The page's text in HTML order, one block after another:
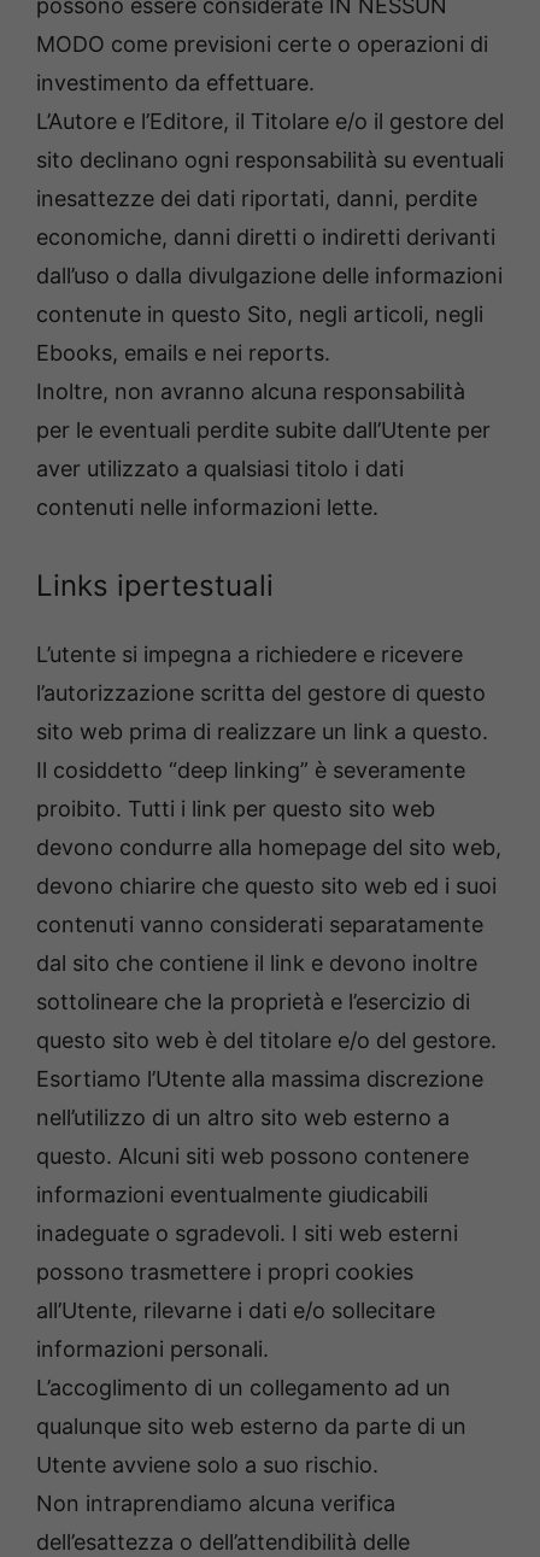
possono essere considerate IN NESSUN
MODO come previsioni certe o operazioni di
investimento da effettuare.
L’Autore e l’Editore, il Titolare e/o il gestore del
sito declinano ogni responsabilità su eventuali
inesattezze dei dati riportati, danni, perdite
economiche, danni diretti o indiretti derivanti
dall’uso o dalla divulgazione delle informazioni
contenute in questo Sito, negli articoli, negli
Ebooks, emails e nei reports.
Inoltre, non avranno alcuna responsabilità
per le eventuali perdite subite dall’Utente per
aver utilizzato a qualsiasi titolo i dati
contenuti nelle informazioni lette.
Links ipertestuali
L’utente si impegna a richiedere e ricevere
l’autorizzazione scritta del gestore di questo
sito web prima di realizzare un link a questo.
Il cosiddetto “deep linking” è severamente
proibito. Tutti i link per questo sito web
devono condurre alla homepage del sito web,
devono chiarire che questo sito web ed i suoi
contenuti vanno considerati separatamente
dal sito che contiene il link e devono inoltre
sottolineare che la proprietà e l’esercizio di
questo sito web è del titolare e/o del gestore.
Esortiamo l’Utente alla massima discrezione
nell’utilizzo di un altro sito web esterno a
questo. Alcuni siti web possono contenere
informazioni eventualmente giudicabili
inadeguate o sgradevoli. I siti web esterni
possono trasmettere i propri cookies
all’Utente, rilevarne i dati e/o sollecitare
informazioni personali.
L’accoglimento di un collegamento ad un
qualunque sito web esterno da parte di un
Utente avviene solo a suo rischio.
Non intraprendiamo alcuna verifica
dell’esattezza o dell’attendibilità delle